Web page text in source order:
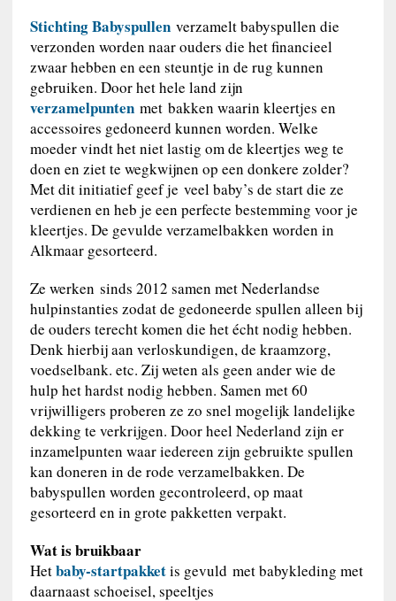
Stichting Babyspullenverzamelt babyspullen die
verzonden worden naar ouders die het financieel
zwaar hebben en een steuntje in de rug kunnen
gebruiken. Door het hele land zijn
verzamelpuntenmet bakken waarin kleertjes en
accessoires gedoneerd kunnen worden. Welke
moeder vindt het niet lastig om de kleertjes weg te
doen en ziet te wegkwijnen op een donkere zolder?
Met dit initiatief geef je veel baby’s de start die ze
verdienen en heb je een perfecte bestemming voor je
kleertjes. De gevulde verzamelbakken worden in
Alkmaar gesorteerd.
Ze werken sinds 2012 samen met Nederlandse
hulpinstanties zodat de gedoneerde spullen alleen bij
de ouders terecht komen die het écht nodig hebben.
Denk hierbij aan verloskundigen, de kraamzorg,
voedselbank. etc. Zij weten als geen ander wie de
hulp het hardst nodig hebben. Samen met 60
vrijwilligers proberen ze zo snel mogelijk landelijke
dekking te verkrijgen. Door heel Nederland zijn er
inzamelpunten waar iedereen zijn gebruikte spullen
kan doneren in de rode verzamelbakken. De
babyspullen worden gecontroleerd, op maat
gesorteerd en in grote pakketten verpakt.
Wat is bruikbaar
Hetbaby-startpakketis gevuld met babykleding met
daarnaast schoeisel, speeltjes